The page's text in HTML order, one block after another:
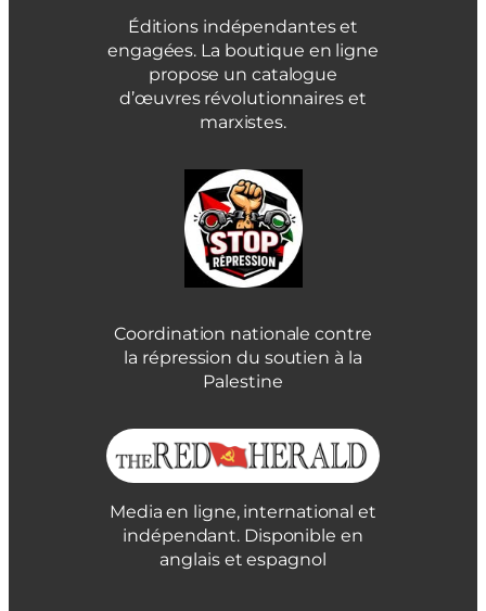
Éditions indépendantes et
engagées. La boutique en ligne
propose un catalogue
d’œuvres révolutionnaires et
marxistes.
Coordination nationale contre
la répression du soutien à la
Palestine
Media en ligne, international et
indépendant. Disponible en
anglais et espagnol